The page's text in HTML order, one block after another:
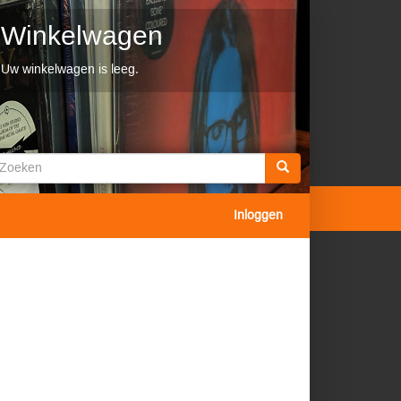
Winkelwagen
Uw winkelwagen is leeg.
Inloggen